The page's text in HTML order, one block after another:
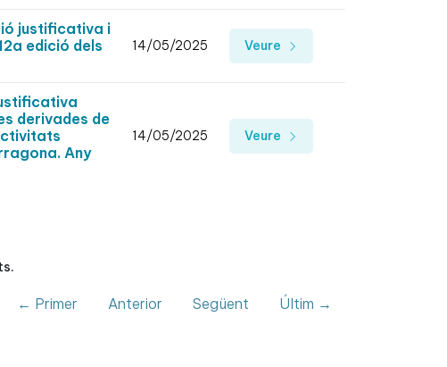
justificativa i
edició dels
14/05/2025 Veure
derivades de
Any
14/05/2025 Veure
← Primer Anterior Següent Últim →